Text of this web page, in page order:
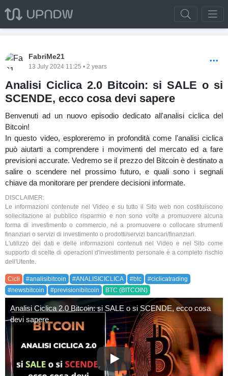
FabriMe21
13 July 2024 11:25 • 2 years
Analisi Ciclica 2.0 Bitcoin: si SALE o si
SCENDE, ecco cosa devi sapere
Benvenuti ad un nuovo episodio dedicato all'analisi ciclica del
Bitcoin!
In questo video, esploreremo in profondità come l'analisi ciclica
può aiutarti a comprendere i movimenti del mercato ed a fare
previsioni accurate. Vedremo se il prezzo del Bitcoin è destinato a
salire o scendere nel prossimo futuro, e quali sono i segnali
chiave da monitorare per prendere decisioni informate.
DISCLAIMER:
Le informazioni contenute nel Video e su tutto il Sito web non costituiscono
sollecitazione al pubblico risparmio e non sono volte a promuovere alcuna
forma di investimento o commercio, né a promuovere o collocare strumenti
finanziari o servizi di investimento o prodotti/servizi bancari/finanziari.
L'utilizzo dei dati e delle informazioni contenuti nel Video e nel Sito come
supporto di scelte di operazioni d'investimento personale è a completo rischio
dell'Utente.
Cicli #analisibitcoin #ANALISICICLICA #btc
#ciclicatrading
#newsbitcoin
#previsionibitcoin BTC (BITCOIN)
Analisi Ciclica 2.0 Bitcoin: si SALE o si SCENDE, ecco cosa
devi sapere
Analisi Ciclica 2.0 Bitcoin: si